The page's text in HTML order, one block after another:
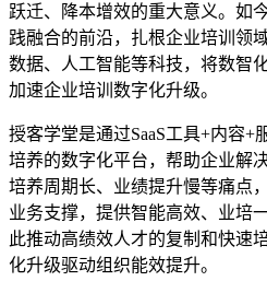
跃迁、降本增效的重大意义。如
践融合的前沿，扎根企业培训领
数据、人工智能等科技，将数智
加速企业培训数字化升级。
授客学堂是通过SaaS工具+内容+
培养的数字化平台，帮助企业解
培养周期长、业绩提升慢等痛点
业务支撑，提供智能高效、业培
此推动高绩效人才的复制和快速
化升级驱动组织能效提升。